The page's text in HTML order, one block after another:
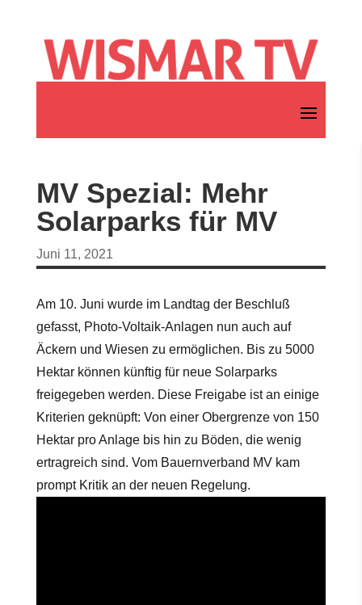
MV Spezial: Mehr
Solarparks für MV
Juni 11, 2021
Am 10. Juni wurde im Landtag der Beschluß
gefasst, Photo-Voltaik-Anlagen nun auch auf
Äckern und Wiesen zu ermöglichen. Bis zu 5000
Hektar können künftig für neue Solarparks
freigegeben werden. Diese Freigabe ist an einige
Kriterien geknüpft: Von einer Obergrenze von 150
Hektar pro Anlage bis hin zu Böden, die wenig
ertragreich sind. Vom Bauernverband MV kam
prompt Kritik an der neuen Regelung.